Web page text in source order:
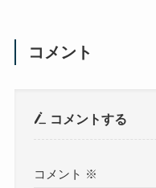
コメント
コメントする
コメント ※